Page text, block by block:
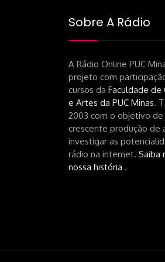
Sobre A Rádio
A Rádio Online PUC
projeto com
cursos da Faculdade de
e Artes da PUC Minas.
2003 com o objetivo de
crescente produção de
investigar as
rádio na internet. Saiba
nossa história .